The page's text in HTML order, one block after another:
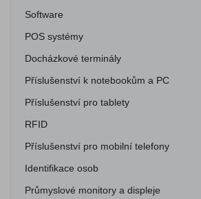
Software
POS systémy
Docházkové terminály
Příslušenství k notebookům a PC
Příslušenství pro tablety
RFID
Příslušenství pro mobilní telefony
Identifikace osob
Průmyslové monitory a displeje